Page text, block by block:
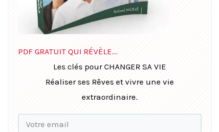
PDF GRATUIT QUI RÉVÈLE...
Les clés pour CHANGER SA VIE
Réaliser ses Rêves et vivre une vie
extraordinaire.